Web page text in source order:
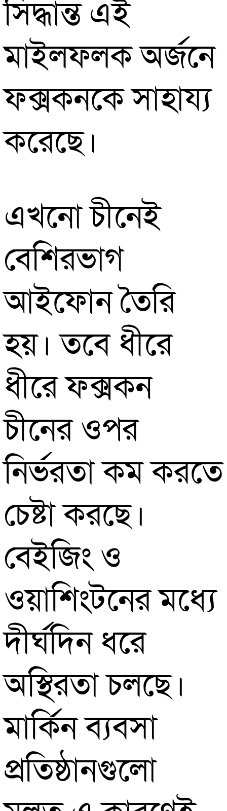
সিদ্ধান্ত এই
মাইলফলক অর্জনে
ফক্সকনকে সাহায্য
করেছে।
এখনো চীনেই
বেশিরভাগ
আইফোন তৈরি
হয়। তবে ধীরে
ধীরে ফক্সকন
চীনের ওপর
নির্ভরতা কম করতে
চেষ্টা করছে।
বেইজিং ও
ওয়াশিংটনের মধ্যে
দীর্ঘদিন ধরে
অস্থিরতা চলছে।
মার্কিন ব্যবসা
প্রতিষ্ঠানগুলো